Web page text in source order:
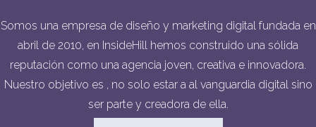
Somos una empresa de diseño y marketing digital fundada en
abril de 2010, en InsideHill hemos construido una sólida
reputación como una agencia joven, creativa e innovadora.
Nuestro objetivo es , no solo estar a al vanguardia digital sino
ser parte y creadora de ella.